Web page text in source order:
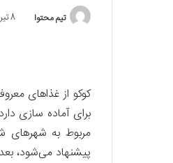
تیم محتوا 8 تیر 1401
کوکو از غذاهای
برای آماده سازی
مربوط به شهرهای
پیشنهاد می‌شود،